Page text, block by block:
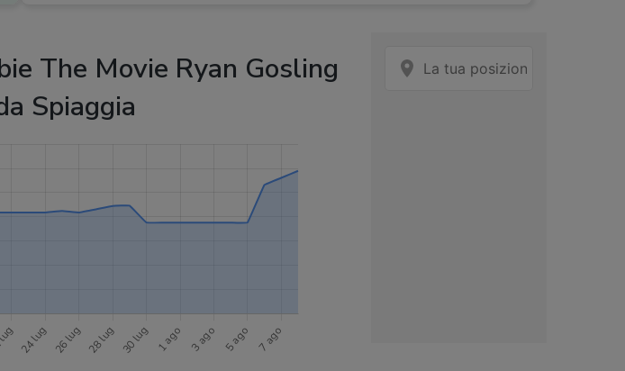
The Movie Ryan Gosling
Spiaggia